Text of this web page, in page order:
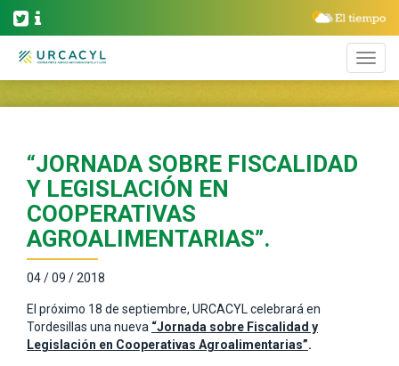
“JORNADA SOBRE FISCALIDAD
Y LEGISLACIÓN EN
COOPERATIVAS
AGROALIMENTARIAS”.
04 / 09 / 2018
El próximo 18 de septiembre, URCACYL celebrará en
Tordesillas una nueva “Jornada sobre Fiscalidad y
Legislación en Cooperativas Agroalimentarias”.